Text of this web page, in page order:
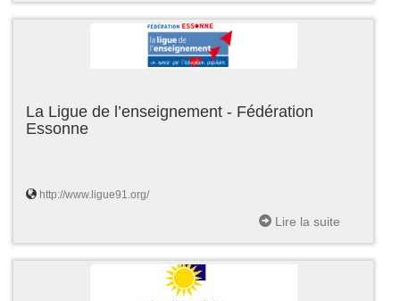
La Ligue de l’enseignement - Fédération
Essonne
http://www.ligue91.org/
Lire la suite